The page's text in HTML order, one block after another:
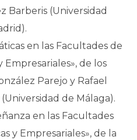
Barberis (Universidad
en las Facultades de
Empresariales», de los
Parejo y Rafael
de Málaga).
en las Facultades
y Empresariales», de la